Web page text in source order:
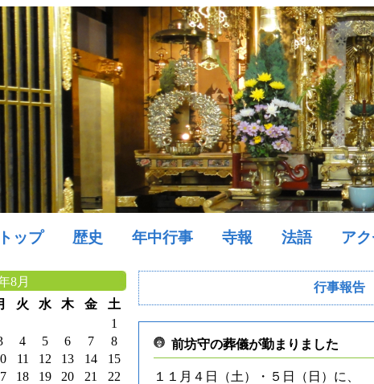
トップ 歴史 年中行事 寺報 法語 ア
8月
火 水 木 金
土
1
4 5 6 7
8
11 12 13 14
15
18 19 20 21
22
行事報告
前坊守の葬儀が勤まりました
１１月４日（土）・５日（日）に、